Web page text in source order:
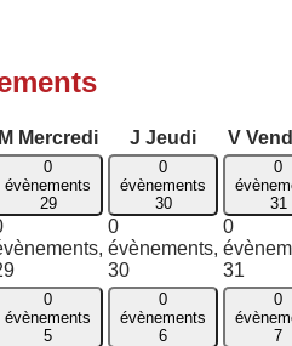
M Mercredi J Jeudi V
0
évènements
29
0
évènements
30
0
évènements,
30
0
31
0
31
0
évènements
5
0
évènements
6
0
7